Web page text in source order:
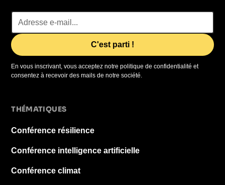
En vous inscrivant, vous acceptez notre politique de confidentialité et
consentez à recevoir des mails de notre société.
THÉMATIQUES
Conférence résilience
Conférence intelligence artificielle
Conférence climat